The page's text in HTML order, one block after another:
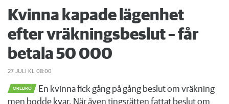
Kvinna kapade lägenhet
efter vräkningsbeslut – får
betala 50 000
27 JULI KL 08:00
ÖREBRO
En kvinna fick gång på gång beslut om vräkning
men bodde kvar. När även tingsrätten fattat beslut om